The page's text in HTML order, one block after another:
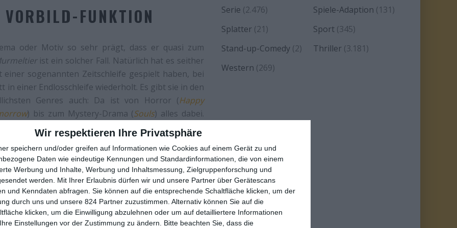
Wir respektieren Ihre Privatsphäre
speichern und/oder greifen auf Informationen wie Cookies auf einem Gerät zu und
Daten wie eindeutige Kennungen und Standardinformationen, die von einem
Werbung und Inhalte, Werbung und Inhaltsmessung, Zielgruppenforschung und
werden.
Mit Ihrer Erlaubnis dürfen wir und unsere Partner über Gerätescans
und Kenndaten abfragen. Sie können auf die entsprechende Schaltfläche klicken, um der
durch uns und unsere 824 Partner zuzustimmen. Alternativ können Sie auf die
klicken, um die Einwilligung abzulehnen oder um auf detailliertere Informationen
Einstellungen vor der Zustimmung zu ändern.
Bitte beachten Sie, dass die
FUNKTION
oder Motiv so sehr prägt, dass er quasi zum
ist ein solcher Fall. Natürlich hat es seither
sogenannten Zeitschleife gespielt haben, bei
einer Endlosschleife wiederholt. Es gibt sie in den
Genres auch: Da ist von Horror (Happy
) bis zum Mystery-Drama (Souls) alles dabei.
gewesen, dass die meisten der Nachfolger einen
suchen sie diesen auch selbst, wenn fleißig
die schon vor 30 Jahren zu sehen waren.
des Films vermutlich selbst dann lauter Déjà-vus
Da wurde so viel später bei anderen Filmen
heute kaum mehr den Eindruck hinterlassen
die Phil unterwegs abläuft, sind zum Standard
Serie (2.476) Spiele-Adaption (131)
Splatter (21) Sport(345)
Stand-up-Comedy (2) Thriller(3.181)
Western (269)